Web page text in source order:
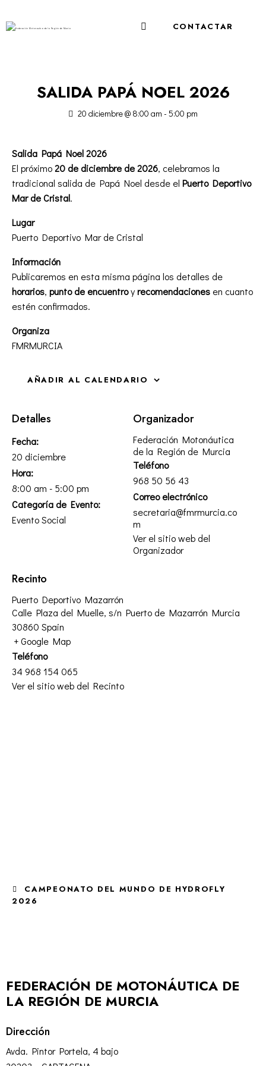
CONTACTAR
SALIDA PAPÁ NOEL 2026
20 diciembre @ 8:00 am - 5:00 pm
Salida Papá Noel 2026
El próximo20 de diciembre de 2026, celebramos la
tradicional salida de Papá Noel desde el Puerto Deportivo
Mar de Cristal.
Lugar
Puerto Deportivo Mar de Cristal
Información
Publicaremos en esta misma página los detalles de
horarios, punto de encuentroyrecomendaciones en cuanto
estén confirmados.
Organiza
FMRMURCIA
AÑADIR AL CALENDARIO
Detalles
Fecha:
20 diciembre
Hora:
8:00 am - 5:00 pm
Categoría de Evento:
Evento Social
Organizador
Federación Motonáutica
de la Región de Murcia
Teléfono
968 50 56 43
Correo electrónico
secretaria@fmrmurcia.co
m
Ver el sitio web del
Organizador
Recinto
Puerto Deportivo Mazarrón
Calle Plaza del Muelle, s/n Puerto de Mazarrón Murcia
30860 Spain
+ Google Map
Teléfono
34 968 154 065
Ver el sitio web del Recinto
CAMPEONATO DEL MUNDO DE HYDROFLY
2026
FEDERACIÓN DE MOTONÁUTICA DE
LA REGIÓN DE MURCIA
Dirección
Avda. Pintor Portela, 4 bajo